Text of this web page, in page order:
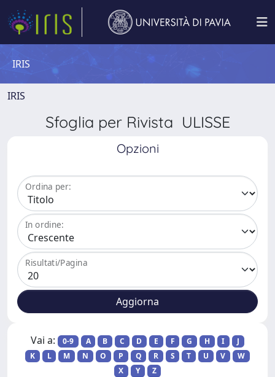
IRIS
IRIS
Sfoglia per Rivista ULISSE
Opzioni
Ordina per:
In ordine:
Risultati/Pagina
Vai a: 0-9 A B C D E F G H I
J
K
L M N O P Q R S T U V
W
X
Y Z